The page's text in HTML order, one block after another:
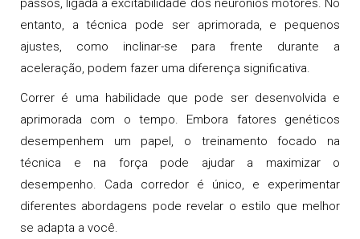
passos, ligada à excitabilidade dos neurônios motores. No
entanto, a técnica pode ser aprimorada, e pequenos
ajustes, como inclinar-se para frente durante a
aceleração, podem fazer uma diferença significativa.
Correr é uma habilidade que pode ser desenvolvida e
aprimorada com o tempo. Embora fatores genéticos
desempenhem um papel, o treinamento focado na
técnica e na força pode ajudar a maximizar o
desempenho. Cada corredor é único, e experimentar
diferentes abordagens pode revelar o estilo que melhor
se adapta a você.